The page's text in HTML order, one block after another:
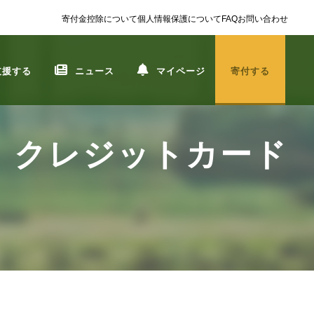
寄付金控除について個人情報保護についてFAQお問い合わせ
する ニュース マイページ 寄付する
レジットカード